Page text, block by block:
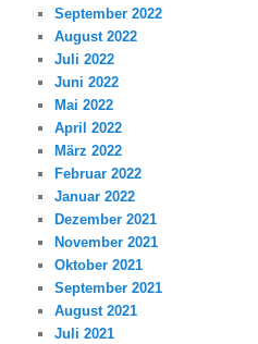
September 2022
August 2022
Juli 2022
Juni 2022
Mai 2022
April 2022
März 2022
Februar 2022
Januar 2022
Dezember 2021
November 2021
Oktober 2021
September 2021
August 2021
Juli 2021